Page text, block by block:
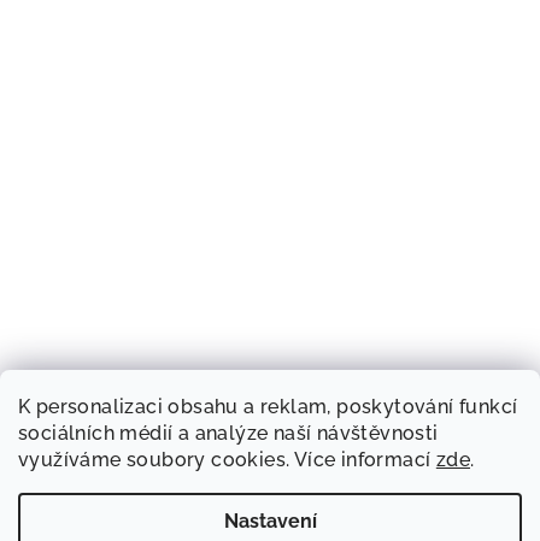
K personalizaci obsahu a reklam, poskytování funkcí
sociálních médií a analýze naší návštěvnosti
využíváme soubory cookies. Více informací zde.
Nastavení